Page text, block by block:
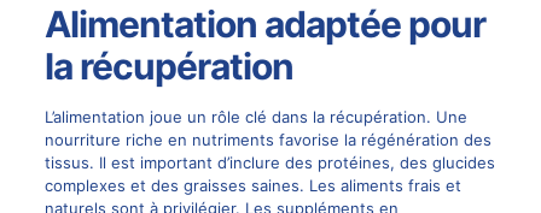
Alimentation adaptée pour
la récupération
L’alimentation joue un rôle clé dans la récupération. Une
nourriture riche en nutriments favorise la régénération des
tissus. Il est important d’inclure des protéines, des glucides
complexes et des graisses saines. Les aliments frais et
naturels sont à privilégier. Les suppléments en